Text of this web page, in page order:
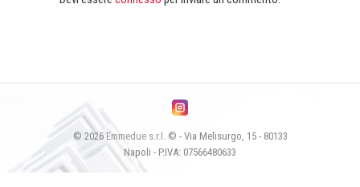
© 2026 Emmedue s.r.l.
© - Via Melisurgo, 15 - 80133
Napoli - P.IVA: 07566480633